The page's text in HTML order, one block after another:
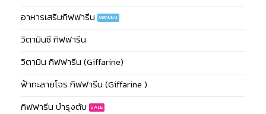
อาหารเสริมกิฟฟารีน
วิตามินซี กิฟฟารีน
วิตามิน กิฟฟารีน (Giffarine)
ฟ้าทะลายโจร กิฟฟารีน (Giffarine )
กิฟฟารีน บำรุงตับ